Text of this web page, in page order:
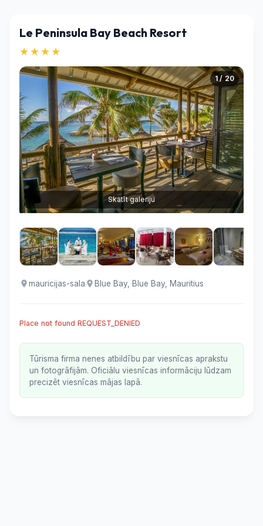
Le Peninsula Bay Beach Resort
★★★★
1 / 20
Skatīt galeriju
mauricijas-sala Blue Bay, Blue Bay, Mauritius
Place not found REQUEST_DENIED
Tūrisma firma nenes atbildību par viesnīcas aprakstu
un fotogrāfijām. Oficiālu viesnīcas informāciju lūdzam
precizēt viesnīcas mājas lapā.